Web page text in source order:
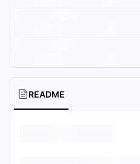
README